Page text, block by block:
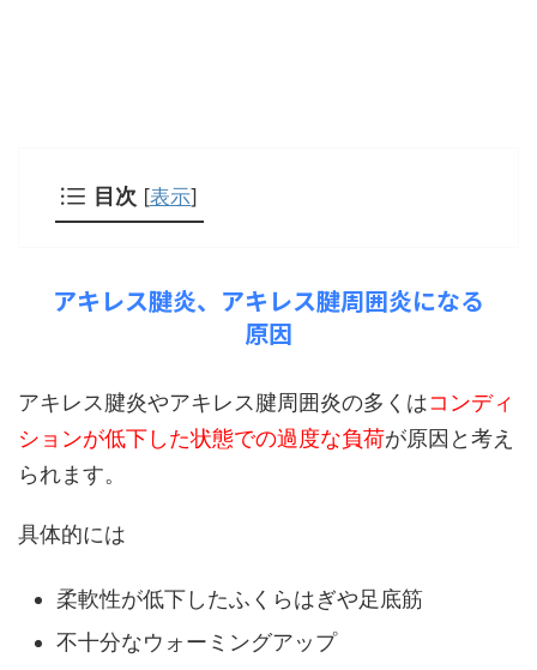
目次 [表示]
アキレス腱炎、アキレス腱周囲炎になる
原因
アキレス腱炎やアキレス腱周囲炎の多くはコンディ
ションが低下した状態での過度な負荷が原因と考え
られます。
具体的には
柔軟性が低下したふくらはぎや足底筋
不十分なウォーミングアップ